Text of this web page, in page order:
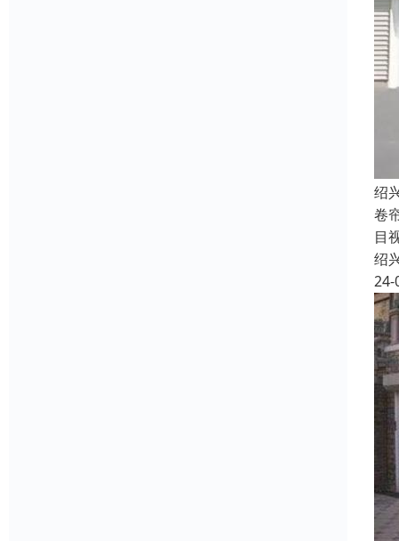
绍
卷
目
绍
24-